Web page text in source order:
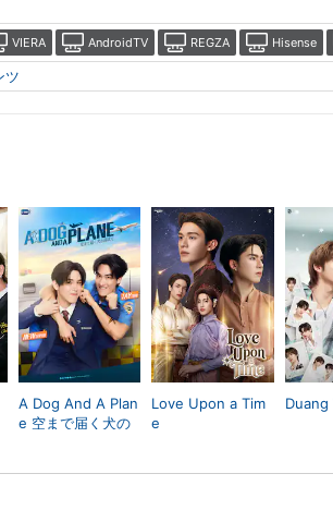
VIERA AndroidTV REGZA Hisense
ツ
A Dog And A Plan
e 空まで届く犬の
Love Upon a Tim
e
Duang